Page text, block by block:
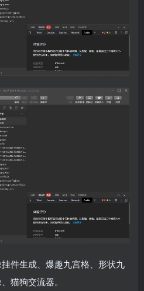
件生成、爆趣九宫格、形状九
猫狗交流器。